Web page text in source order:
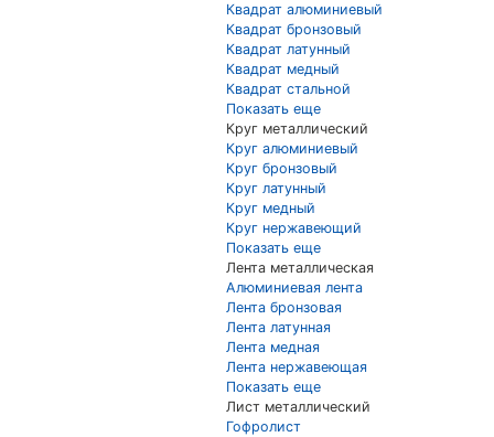
Квадрат алюминиевый
Квадрат бронзовый
Квадрат латунный
Квадрат медный
Квадрат стальной
Показать еще
Круг металлический
Круг алюминиевый
Круг бронзовый
Круг латунный
Круг медный
Круг нержавеющий
Показать еще
Лента металлическая
Алюминиевая лента
Лента бронзовая
Лента латунная
Лента медная
Лента нержавеющая
Показать еще
Лист металлический
Гофролист